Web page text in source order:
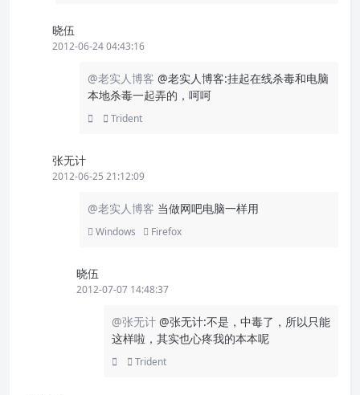
晓伍
2012-06-24 04:43:16
@老实人博客 @老实人博客:挂起在线杀毒和电脑
本地杀毒一起弄的，呵呵
Trident
张无计
2012-06-25 21:12:09
@老实人博客 当做网吧电脑一样用
Windows Firefox
晓伍
2012-07-07 14:48:37
@张无计 @张无计:不是，中毒了，所以只能
这样啦，其实也心疼我的本本呢
Trident